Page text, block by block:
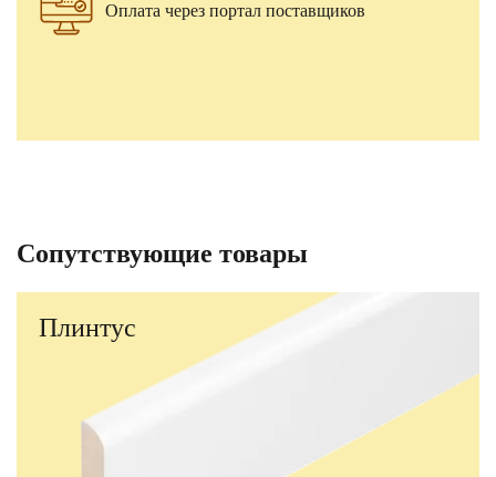
Оплата через портал поставщиков
Сопутствующие товары
Плинтус